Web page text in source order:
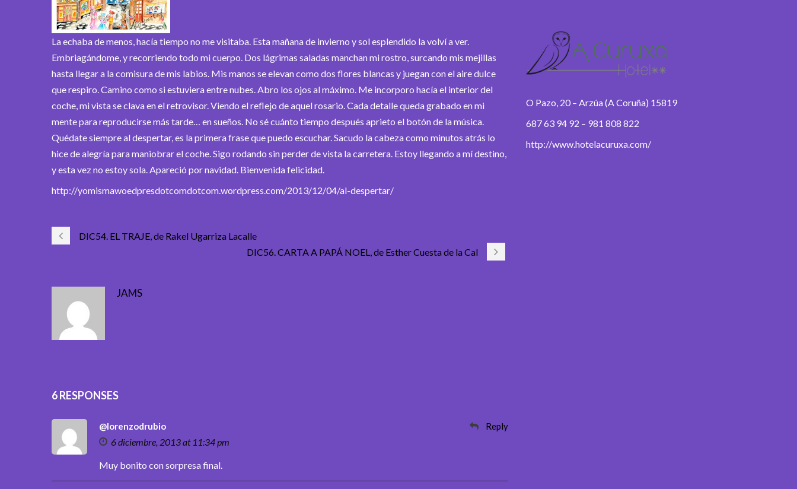
La echaba de menos, hacía tiempo no me visitaba. Esta mañana de invierno y sol esplendido la volví a ver.
Embriagándome, y recorriendo todo mi cuerpo. Dos lágrimas saladas manchan mi rostro, surcando mis mejillas
hasta llegar a la comisura de mis labios. Mis manos se elevan como dos flores blancas y juegan con el aire dulce
que respiro. Camino como si estuviera entre nubes. Abro los ojos al máximo. Me incorporo hacía el interior del
coche, mi vista se clava en el retrovisor. Viendo el reflejo de aquel rosario. Cada detalle queda grabado en mi
mente para reproducirse más tarde… en sueños. No sé cuánto tiempo después aprieto el botón de la música.
Quédate siempre al despertar, es la primera frase que puedo escuchar. Sacudo la cabeza como minutos atrás lo
hice de alegría para maniobrar el coche. Sigo rodando sin perder de vista la carretera. Estoy llegando a mí destino,
y esta vez no estoy sola. Apareció por navidad. Bienvenida felicidad.
http://yomismawoedpresdotcomdotcom.wordpress.com/2013/12/04/al-despertar/
DIC54. EL TRAJE, de Rakel Ugarriza Lacalle
DIC56. CARTA A PAPÁ NOEL, de Esther Cuesta de la Cal
JAMS
6 RESPONSES
@lorenzodrubio
6 diciembre, 2013 at 11:34 pm
Reply
Muy bonito con sorpresa final.
O Pazo, 20 – Arzúa (A Coruña) 15819
687 63 94 92 – 981 808 822
http://www.hotelacuruxa.com/